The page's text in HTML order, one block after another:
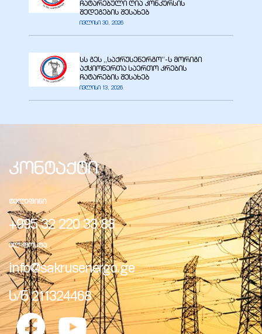
ჩატარებული ღია კონკურსის
შედეგების შესახებ
ივლისი 30, 2026
სს გეს ,,საქრუსენერგო’’-ს მორიგი
აქციონერთა საერთო კრების
ჩატარების შესახებ
ივლისი 13, 2026
კონტაქტი
ᲢᲔᲚᲔᲤᲘᲜᲘ
+995 32 220 33 88
ᲔᲚ-ᲤᲝᲡᲢᲐ
info@sakrusenergo.ge
ს/ნ 211324468